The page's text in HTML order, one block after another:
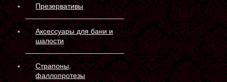
Презервативы
Аксессуары для бани и
шалости
Страпоны,
фаллопротезы